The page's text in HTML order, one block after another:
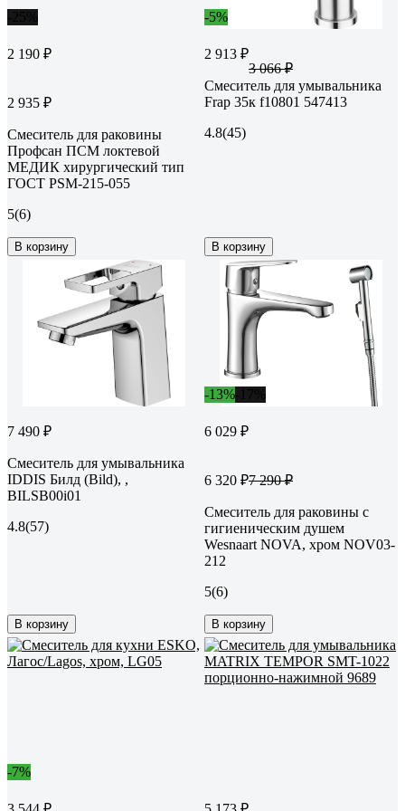
2 190 ₽
2 935 ₽
Смеситель для раковины
Профсан ПСМ локтевой
МЕДИК хирургический тип
ГОСТ PSM-215-055
5(6)
В корзину
-5%
2 913 ₽
3 066 ₽
Смеситель для умывальника
Frap 35к f10801 547413
4.8(45)
В корзину
7 490 ₽
Смеситель для умывальника
IDDIS Билд (Bild), ,
BILSB00i01
4.8(57)
В корзину
-13%
6 029 ₽
6 320 ₽7 290 ₽
Смеситель для раковины с
гигиеническим душем
Wesnaart NOVA, хром NOV03-
212
5(6)
В корзину
-7%